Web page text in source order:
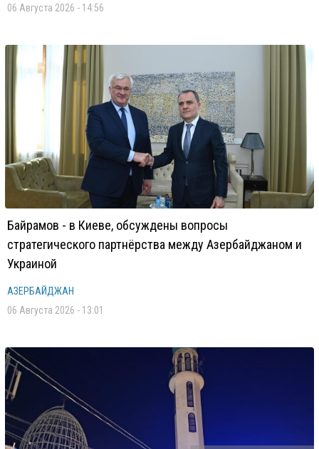
06 Августа 2026 - 14:56
Байрамов - в Киеве, обсуждены вопросы
стратегического партнёрства между Азербайджаном и
Украиной
АЗЕРБАЙДЖАН
06 Августа 2026 - 13:01